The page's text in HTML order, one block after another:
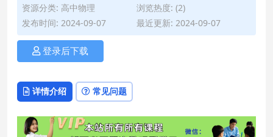
资源分类: 高中物理
浏览热度: (2)
发布时间: 2024-09-07
最近更新: 2024-09-07
登录后下载
详情介绍 常见问题